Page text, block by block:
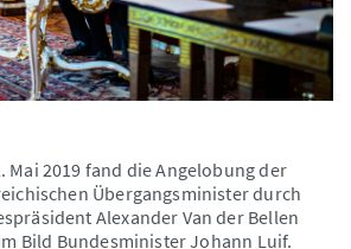
Mai 2019 fand die Angelobung der
Übergangsminister durch
Alexander Van der Bellen
Bild Bundesminister Johann Luif.